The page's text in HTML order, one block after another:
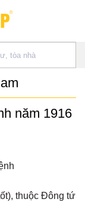
năm 1916
thuộc Đông tứ